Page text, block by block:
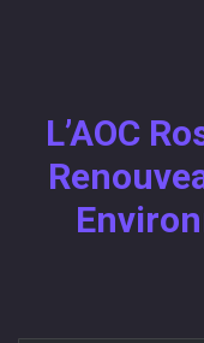
L’AOC